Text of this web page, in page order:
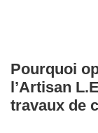
Pourquoi
l’Artisan
travaux de